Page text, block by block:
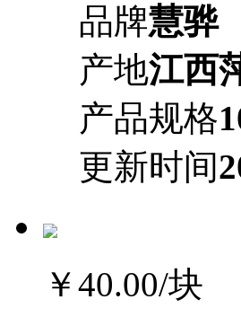
品牌慧骅
产地江西
产品规格
更新时间
￥40.00/块